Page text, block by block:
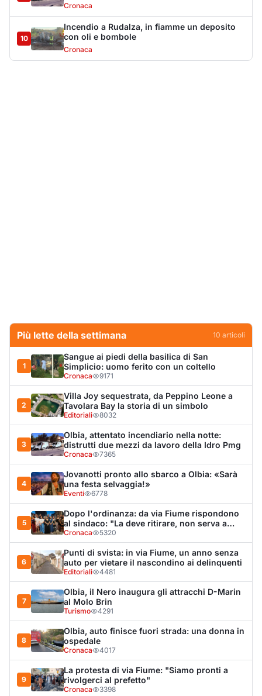
Cronaca
10
Incendio a Rudalza, in fiamme un deposito
con oli e bombole
Cronaca
Più lette della settimana 10 articoli
1
Sangue ai piedi della basilica di San
Simplicio: uomo ferito con un coltello
Cronaca 9171
2
Villa Joy sequestrata, da Peppino Leone a
Tavolara Bay la storia di un simbolo
Editoriali 8032
3
Olbia, attentato incendiario nella notte:
distrutti due mezzi da lavoro della Idro Pmg
Cronaca 7365
4
Jovanotti pronto allo sbarco a Olbia: «Sarà
una festa selvaggia!»
Eventi 6778
5
Dopo l'ordinanza: da via Fiume rispondono
al sindaco: "La deve ritirare, non serva a
nulla"
Cronaca 5320
6
Punti di svista: in via Fiume, un anno senza
auto per vietare il nascondino ai delinquenti
Editoriali 4481
7
Olbia, il Nero inaugura gli attracchi D-Marin
al Molo Brin
Turismo 4291
8
Olbia, auto finisce fuori strada: una donna in
ospedale
Cronaca 4017
9
La protesta di via Fiume: "Siamo pronti a
rivolgerci al prefetto"
Cronaca 3398